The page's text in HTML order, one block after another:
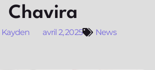
Chavira
Kayden avril 2, 2025 News